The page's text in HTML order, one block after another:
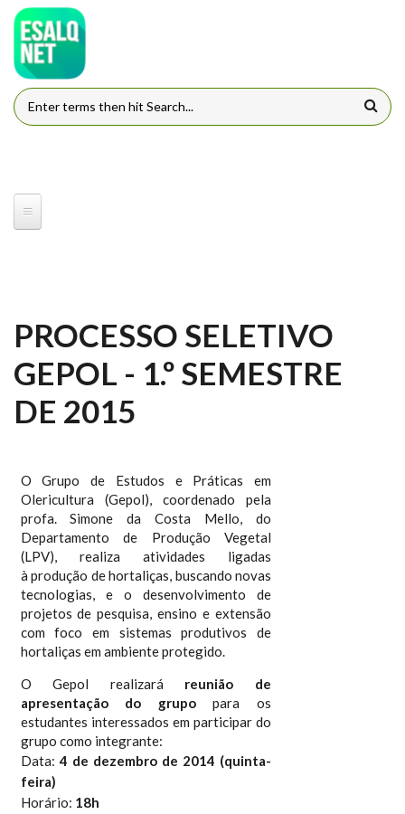
Pular para o conteúdo principal
FORMULÁRIO DE BUSCA
PROCESSO SELETIVO
GEPOL - 1.º SEMESTRE
DE 2015
O Grupo de Estudos e Práticas em
Olericultura (Gepol), coordenado pela
profa. Simone da Costa Mello, do
Departamento de Produção Vegetal
(LPV), realiza atividades ligadas
àprodução de hortaliças, buscando novas
tecnologias, e o desenvolvimento de
projetos de pesquisa, ensino e extensão
com foco em sistemas produtivos de
hortaliças em ambiente protegido.
O Gepol realizará reunião de
apresentação do grupopara os
estudantes interessados em participar do
grupo como integrante:
Data:4 de dezembro de 2014 (quinta-
feira)
Horário: 18h